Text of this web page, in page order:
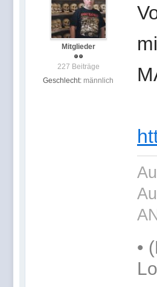
Mitglieder
227 Beiträge
Geschlecht: männlich
•